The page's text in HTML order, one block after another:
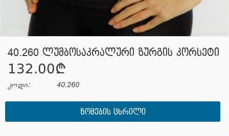
40.260 ლუმბოსაკრალური ზურგის კორსეტი
132.00¢
კოდი: 40.260
ᲖᲝᲛᲔᲑᲘᲡ ᲪᲮᲠᲘᲚᲘ